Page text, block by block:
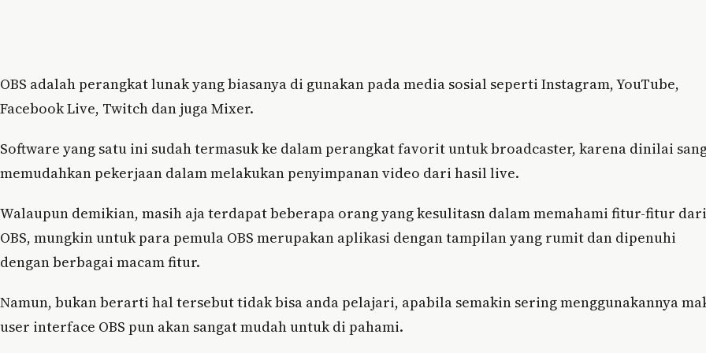
OBS adalah perangkat lunak yang biasanya di gunakan pada media sosial seperti Instagram, YouTube,
Facebook Live, Twitch dan juga Mixer.
Software yang satu ini sudah termasuk ke dalam perangkat favorit untuk broadcaster, karena dinilai
memudahkan pekerjaan dalam melakukan penyimpanan video dari hasil live.
Walaupun demikian, masih aja terdapat beberapa orang yang kesulitasn dalam memahami fitur-fitur dari
OBS, mungkin untuk para pemula OBS merupakan aplikasi dengan tampilan yang rumit dan dipenuhi
dengan berbagai macam fitur.
Namun, bukan berarti hal tersebut tidak bisa anda pelajari, apabila semakin sering menggunakannya
user interface OBS pun akan sangat mudah untuk di pahami.